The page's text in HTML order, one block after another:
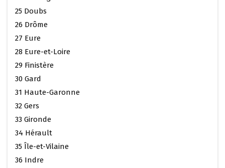
25 Doubs
26 Drôme
27 Eure
28 Eure-et-Loire
29 Finistère
30 Gard
31 Haute-Garonne
32 Gers
33 Gironde
34 Hérault
35 Île-et-Vilaine
36 Indre